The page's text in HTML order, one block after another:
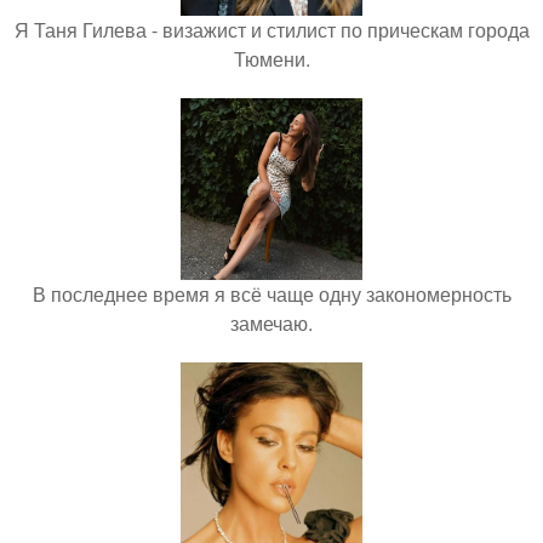
Я Таня Гилева - визажист и стилист по прическам города
Тюмени.
В последнее время я всё чаще одну закономерность
замечаю.